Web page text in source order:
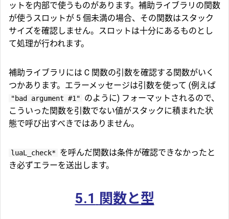
ットを内部で使うものがあります。補助ライブラリの関数
が使うスロットが 5 個未満の場合、その関数はスタック
サイズを確認しません。スロットは十分にあるものとし
て処理が行われます。
補助ライブラリには C 関数の引数を確認する関数がいく
つかあります。エラーメッセージは引数を使って (例えば
"bad argument #1"
のように) フォーマットされるので、
こういった関数を引数でない値がスタックに積まれた状
態で呼び出すべきではありません。
luaL_check* を呼んだ関数は条件が確認できなかったと
き必ずエラーを送出します。
5.1 関数と型